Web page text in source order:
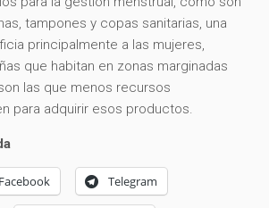
tampones y copas sanitarias, una
principalmente a las mujeres,
que habitan en zonas marginadas
las que menos recursos
para adquirir esos productos.
Facebook Telegram